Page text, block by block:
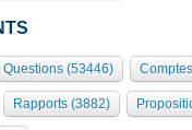
Questions (53446)
Rapports (3882)